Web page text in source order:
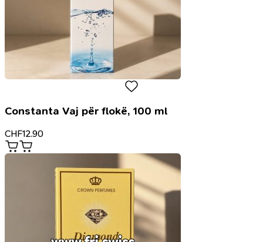
Constanta Vaj për flokë, 100 ml
CHF12.90